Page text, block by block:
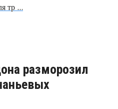
тр …
разморозил